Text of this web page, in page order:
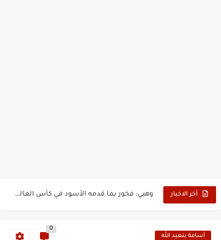
أخر الاخبار وهبي: فخور بما قدمه الأسود في كأس العالم.. والإقصاء لن...
نزهة بدوان.. أسطورة مغربية خلدت اسمها في تاريخ ألعاب القوى أسامة بنعبد الله
0